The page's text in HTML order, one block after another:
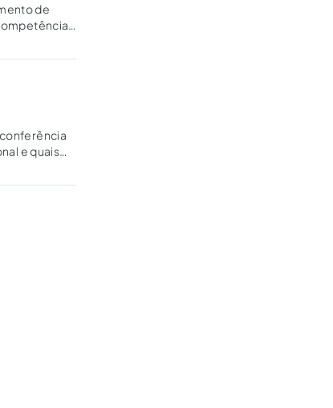
e quais